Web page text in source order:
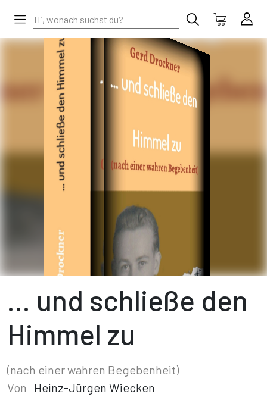
... und schließe den
Himmel zu
(nach einer wahren Begebenheit)
Von
Heinz-Jürgen Wiecken